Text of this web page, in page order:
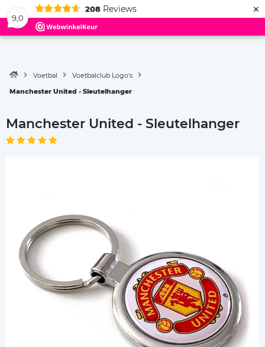
9,0
208 Reviews ×
Menu
Voetbal
Voetbalclub Logo's
Manchester United - Sleutelhanger
Manchester United - Sleutelhanger